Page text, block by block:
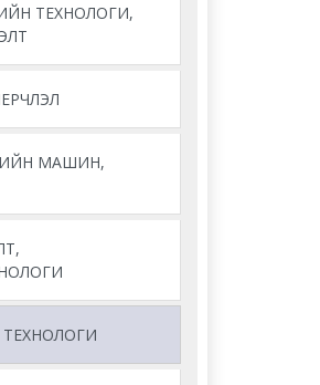
ТЕХНОЛОГИ,
МАШИН,
ТЕХНОЛОГИ